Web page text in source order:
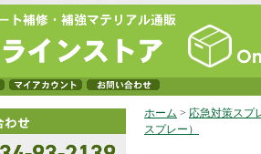
ホーム > 応急対策スプ
スプレー）